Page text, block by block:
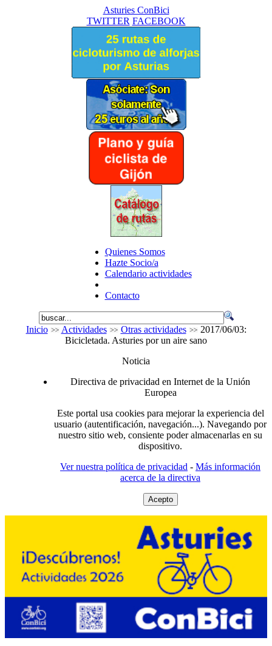
Asturies ConBici
TWITTER FACEBOOK
Quienes Somos
Hazte Socio/a
Calendario actividades
Contacto
Inicio Actividades Otras actividades
2017/06/03:
Bicicletada. Asturies por un aire sano
Noticia
Directiva de privacidad en Internet de la Unión
Europea
Este portal usa cookies para mejorar la experiencia del
usuario (autentificación, navegación...). Navegando por
nuestro sitio web, consiente poder almacenarlas en su
dispositivo.
Ver nuestra política de privacidad - Más información
acerca de la directiva
Acepto